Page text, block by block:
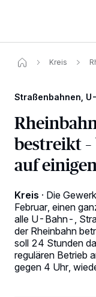
Kreis
Straßenbahnen,
bestreikt
auf
Kreis · Die
Februar, einen
alle U-Bahn-,
der Rheinbahn
soll 24 Stunden
regulären Betrieb
gegen 4 Uhr,